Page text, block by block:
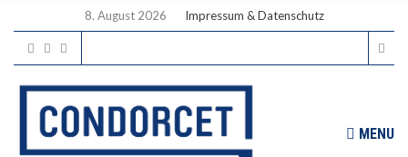
8. August 2026 Impressum & Datenschutz
MENU